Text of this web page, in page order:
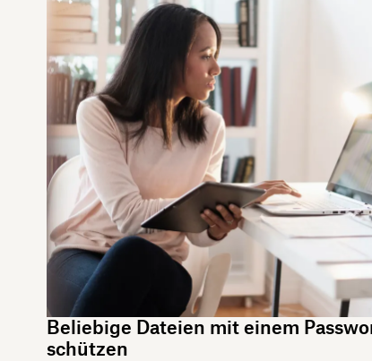
Beliebige Dateien mit einem
schützen